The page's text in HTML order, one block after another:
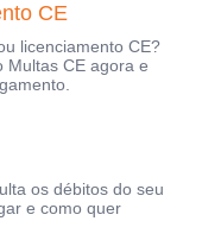
CE
licenciamento CE?
Multas CE agora e
os débitos do seu
e como quer